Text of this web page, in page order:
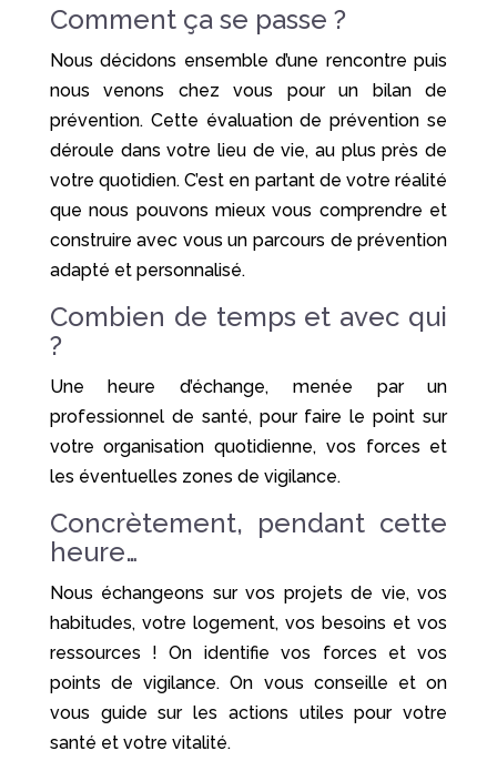
Comment ça se passe ?
Nous décidons ensemble d’une rencontre puis
nous venons chez vous pour un bilan de
prévention. Cette évaluation de prévention se
déroule dans votre lieu de vie, au plus près de
votre quotidien. C’est en partant de votre réalité
que nous pouvons mieux vous comprendre et
construire avec vous un parcours de prévention
adapté et personnalisé.
Combien de temps et avec qui
?
Une heure d’échange, menée par un
professionnel de santé, pour faire le point sur
votre organisation quotidienne, vos forces et
les éventuelles zones de vigilance.
Concrètement, pendant cette
heure…
Nous échangeons sur vos projets de vie, vos
habitudes, votre logement, vos besoins et vos
ressources ! On identifie vos forces et vos
points de vigilance. On vous conseille et on
vous guide sur les actions utiles pour votre
santé et votre vitalité.